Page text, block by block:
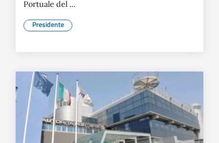
Portuale del ...
Presidente